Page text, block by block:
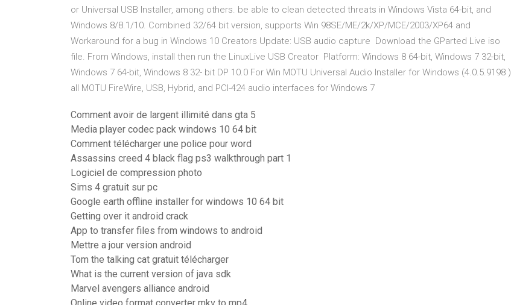
or Universal USB Installer, among others. be able to clean detected threats in Windows Vista 64-bit, and
Windows 8/8.1/10. Combined 32/64 bit version, supports Win 98SE/ME/2k/XP/MCE/2003/XP64 and
Workaround for a bug in Windows 10 Creators Update: USB audio capture Download the GParted Live iso
file. From Windows, install then run the LinuxLive USB Creator Platform: Windows 8 64-bit, Windows 7 32-bit,
Windows 7 64-bit, Windows 8 32- bit DP 10.0 For Win MOTU Universal Audio Installer for Windows (4.0.5.9198 )
all MOTU FireWire, USB, Hybrid, and PCI-424 audio interfaces for Windows 7
Comment avoir de largent illimité dans gta 5
Media player codec pack windows 10 64 bit
Comment télécharger une police pour word
Assassins creed 4 black flag ps3 walkthrough part 1
Logiciel de compression photo
Sims 4 gratuit sur pc
Google earth offline installer for windows 10 64 bit
Getting over it android crack
App to transfer files from windows to android
Mettre a jour version android
Tom the talking cat gratuit télécharger
What is the current version of java sdk
Marvel avengers alliance android